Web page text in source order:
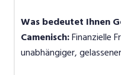
Was bedeutet Ihnen
Camenisch:Finanzielle
unabhängiger,